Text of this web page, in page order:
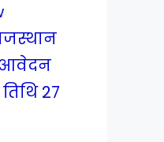
आवेदन
27